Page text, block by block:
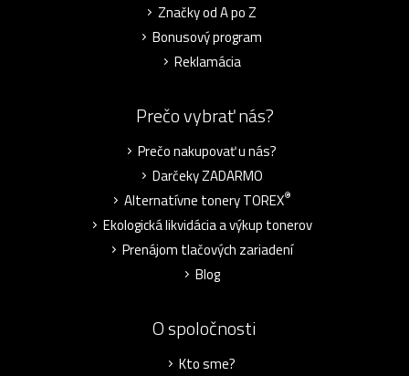
Značky od A po Z
Bonusový program
Reklamácia
Prečo vybrať nás?
Prečo nakupovať u nás?
Darčeky ZADARMO
Alternatívne tonery TOREX®
Ekologická likvidácia a výkup tonerov
Prenájom tlačových zariadení
Blog
O spoločnosti
Kto sme?